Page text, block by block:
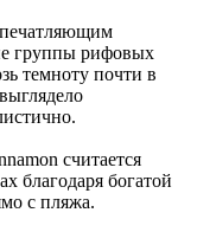
группы рифовых
темноту почти в
считается
благодаря богатой
с пляжа.